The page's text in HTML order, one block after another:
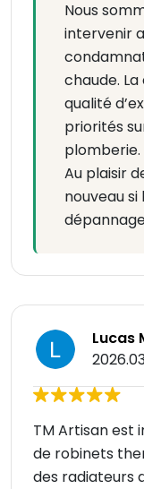
Nous
intervenir
chaude.
qualité
priorités
plomberie.
Au plaisir
nouveau
Lucas
TM Artisan est
de robinets
des radiateurs